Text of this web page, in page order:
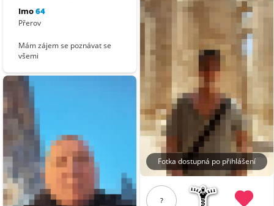
Imo64
Přerov
Mám zájem se poznávat se
všemi
Fotka dostupná po přihlášení
?